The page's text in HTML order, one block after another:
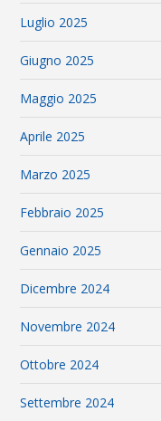
Luglio 2025
Giugno 2025
Maggio 2025
Aprile 2025
Marzo 2025
Febbraio 2025
Gennaio 2025
Dicembre 2024
Novembre 2024
Ottobre 2024
Settembre 2024